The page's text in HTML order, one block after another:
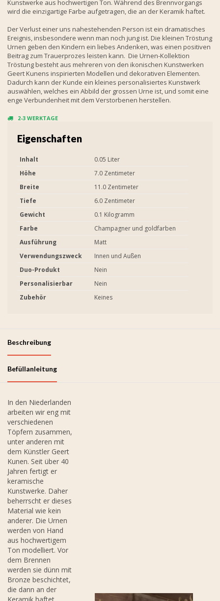
Kunstwerke aus hochwertigen Ton. Während des Brennvorgangs
wird die einzigartige Farbe aufgetragen, die an der Keramik haftet.
Der Verlust einer uns nahestehenden Person ist ein dramatisches
Ereignis, insbesondere wenn man noch jung ist. Die kleinen Tröstung
Urnen geben den Kindern ein liebes Andenken, was einen positiven
Beitrag zum Trauerprozes leisten kann. Die Urnen-Kollektion
Tröstung besteht aus mehreren von den ikonischen Kunstwerken
Geert Kunens inspirierten Modellen und dekorativen Elementen.
Dadurch kann der Kunde ein kleines personalisiertes Kunstwerk
auswählen, welches ein Abbild der grossen Urne ist, und somit eine
enge Verbundenheit mit dem Verstorbenen herstellen.
2-3 WERKTAGE
Eigenschaften
Inhalt
0.05 Liter
Höhe
7.0 Zentimeter
Breite
11.0 Zentimeter
Tiefe
6.0 Zentimeter
Gewicht
0.1 Kilogramm
Farbe
Champagner und goldfarben
Ausführung
Matt
Verwendungszweck
Innen und Außen
Duo-Produkt
Nein
Personalisierbar
Nein
Zubehör
Keines
Beschreibung
Befüllanleitung
In den Niederlanden
arbeiten wir eng mit
verschiedenen
Töpfern zusammen,
unter anderen mit
dem Künstler Geert
Kunen. Seit über 40
Jahren fertigt er
keramische
Kunstwerke. Daher
beherrscht er dieses
Material wie kein
anderer. Die Urnen
werden von Hand
aus hochwertigem
Ton modelliert. Vor
dem Brennen
werden sie dünn mit
Bronze beschichtet,
die dann an der